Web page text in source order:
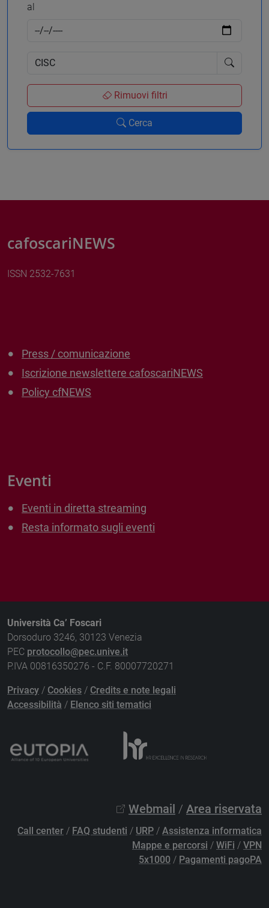
al
Rimuovi filtri
Cerca
cafoscariNEWS
ISSN 2532-7631
Press / comunicazione
Iscrizione newslettere cafoscariNEWS
Policy cfNEWS
Eventi
Eventi in diretta streaming
Resta informato sugli eventi
Università Ca’ Foscari
Dorsoduro 3246, 30123 Venezia
PEC protocollo@pec.unive.it
P.IVA 00816350276 - C.F. 80007720271
Privacy / Cookies / Credits e note legali
Accessibilità / Elenco siti tematici
Webmail / Area riservata
Call center / FAQ studenti / URP / Assistenza informatica
Mappe e percorsi / WiFi / VPN
5x1000 / Pagamenti pagoPA